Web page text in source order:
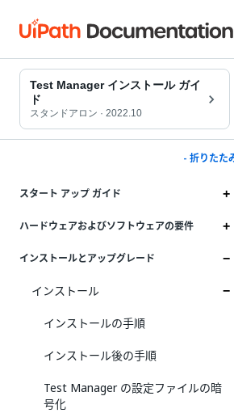
Test Manager インストール ガイ
ド
スタンドアロン · 2022.10
- 折りたた
スタート アップ ガイド
ハードウェアおよびソフトウェアの要件
インストールとアップグレード
インストール
インストールの手順
インストール後の手順
Test Manager の設定ファイルの暗
号化